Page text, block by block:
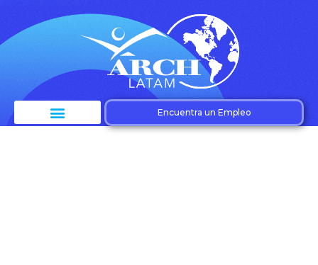
Encuentra un Empleo